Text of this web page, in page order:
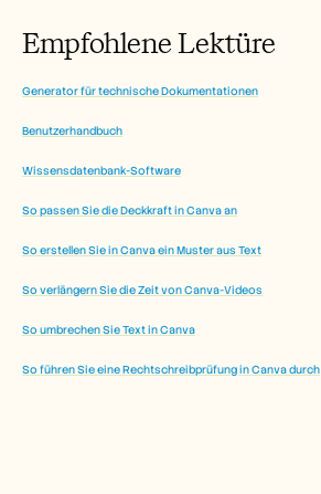
Empfohlene Lektüre
Generator für technische Dokumentationen
Benutzerhandbuch
Wissensdatenbank-Software
So passen Sie die Deckkraft in Canva an
So erstellen Sie in Canva ein Muster aus Text
So verlängern Sie die Zeit von Canva-Videos
So umbrechen Sie Text in Canva
So führen Sie eine Rechtschreibprüfung in Canva durch